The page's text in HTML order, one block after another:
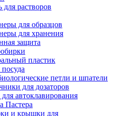
для растворов
для образцов
для хранения
защита
пластик
петли и шпатели
для дозаторов
автоклавирования
Пастера
и крышки для